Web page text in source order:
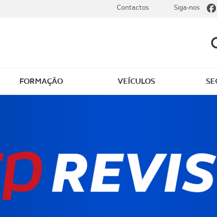
FORMAÇÃO VEÍCULOS
Contactos Siga-nos